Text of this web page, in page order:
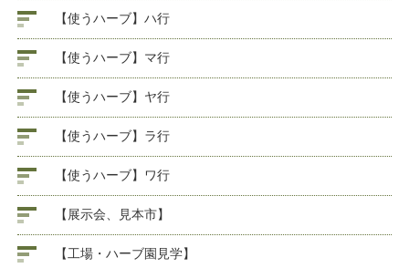
【使うハーブ】ハ行
【使うハーブ】マ行
【使うハーブ】ヤ行
【使うハーブ】ラ行
【使うハーブ】ワ行
【展示会、見本市】
【工場・ハーブ園見学】